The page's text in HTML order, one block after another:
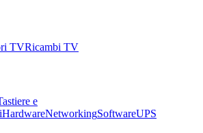
TVRicambi TV
e
HardwareNetworkingSoftwareUPS